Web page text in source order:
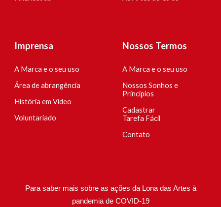
Imprensa
A Marca e o seu uso
Área de abrangência
História em Vídeo
Voluntariado
Nossos Termos
A Marca e o seu uso
Nossos Sonhos e
Princípios
Cadastrar
Tarefa Fácil
Contato
Para saber mais sobre as ações da Lona das Artes à
pandemia de COVID-19